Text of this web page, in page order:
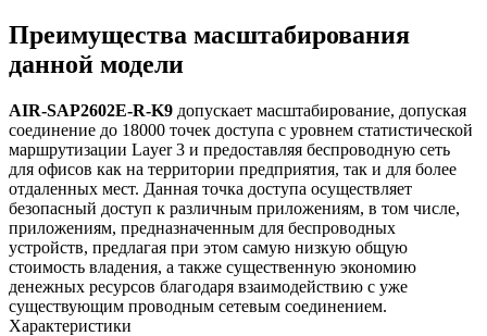
Преимущества масштабирования
данной модели
AIR-SAP2602E-R-K9 допускает масштабирование, допуская
соединение до 18000 точек доступа с уровнем статистической
маршрутизации Layer 3 и предоставляя беспроводную сеть
для офисов как на территории предприятия, так и для более
отдаленных мест. Данная точка доступа осуществляет
безопасный доступ к различным приложениям, в том числе,
приложениям, предназначенным для беспроводных
устройств, предлагая при этом самую низкую общую
стоимость владения, а также существенную экономию
денежных ресурсов благодаря взаимодействию с уже
существующим проводным сетевым соединением.
Характеристики